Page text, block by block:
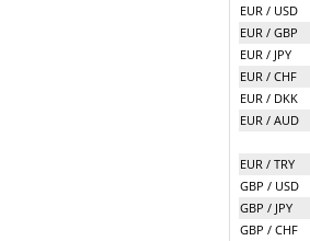
EUR / USD
EUR / GBP
EUR / JPY
EUR / CHF
EUR / DKK
EUR / AUD
EUR / TRY
GBP / USD
GBP / JPY
GBP / CHF